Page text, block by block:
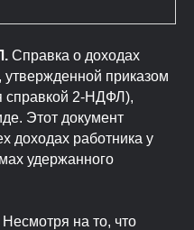
Справка о доходах
приказом
2-НДФЛ),
Этот документ
доходах работника у
удержанного
Несмотря на то, что